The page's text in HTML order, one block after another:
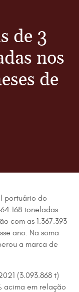
de 3
nos
de
portuário do
toneladas
com as 1.367.393
ano. Na soma
a marca de
(3.093.868 t)
acima em relação